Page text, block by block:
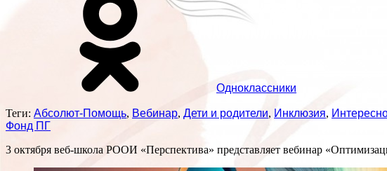
Одноклассники
Теги: Абсолют-Помощь, Вебинар, Дети и родители, Инклюзия,
Фонд ПГ
3 октября веб-школа РООИ «Перспектива» представляет вебинар